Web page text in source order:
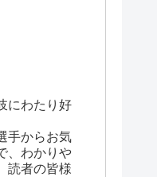
にわたり好
手からお気
、わかりや
読者の皆様